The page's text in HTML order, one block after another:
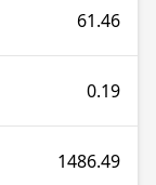
61.46
0.19
1486.49